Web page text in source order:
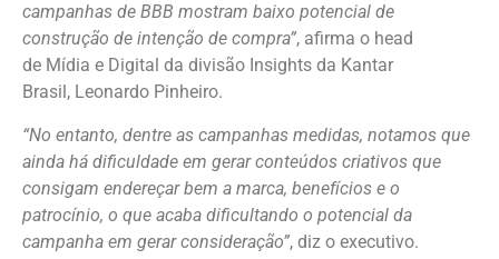
campanhas de BBB mostram baixo potencial de
construção de intenção de compra”, afirma o head
de Mídia e Digital da divisão Insights da Kantar
Brasil, Leonardo Pinheiro.
“No entanto, dentre as campanhas medidas, notamos que
ainda há dificuldade em gerar conteúdos criativos que
consigam endereçar bem a marca, benefícios e o
patrocínio, o que acaba dificultando o potencial da
campanha em gerar consideração”, diz o executivo.